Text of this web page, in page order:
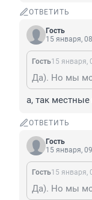
ОТВЕТИТЬ
Гость
15 января,
Гость15 января,
а, так местные
ОТВЕТИТЬ
Гость
15 января,
Гость15 января,